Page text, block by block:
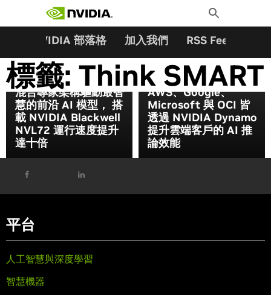
Toggle
Search
NVIDIA 部落格 加入我們 RSS Feeds
標籤: Think SMART
混合專家架構驅動最智
慧的前沿 AI 模型， 搭
載 NVIDIA Blackwell
NVL72 運行速度提升
達十倍
AWS、Google、
Microsoft 與 OCI 皆
透過 NVIDIA Dynamo
提升雲端客戶的 AI 推
論效能
平台
人工智慧與深度學習
智慧機器